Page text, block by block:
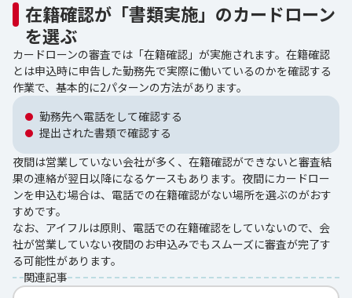
在籍確認が「書類実施」のカードローン
を選ぶ
カードローンの審査では「在籍確認」が実施されます。在籍確認
とは申込時に申告した勤務先で実際に働いているのかを確認する
作業で、基本的に2パターンの方法があります。
勤務先へ電話をして確認する
提出された書類で確認する
夜間は営業していない会社が多く、在籍確認ができないと審査結
果の連絡が翌日以降になるケースもあります。夜間にカードロー
ンを申込む場合は、電話での在籍確認がない場所を選ぶのがおす
すめです。
なお、アイフルは原則、電話での在籍確認をしていないので、会
社が営業していない夜間のお申込みでもスムーズに審査が完了す
る可能性があります。
関連記事